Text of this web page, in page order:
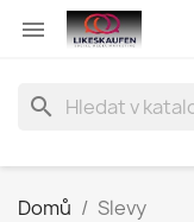

search
Domů Slevy